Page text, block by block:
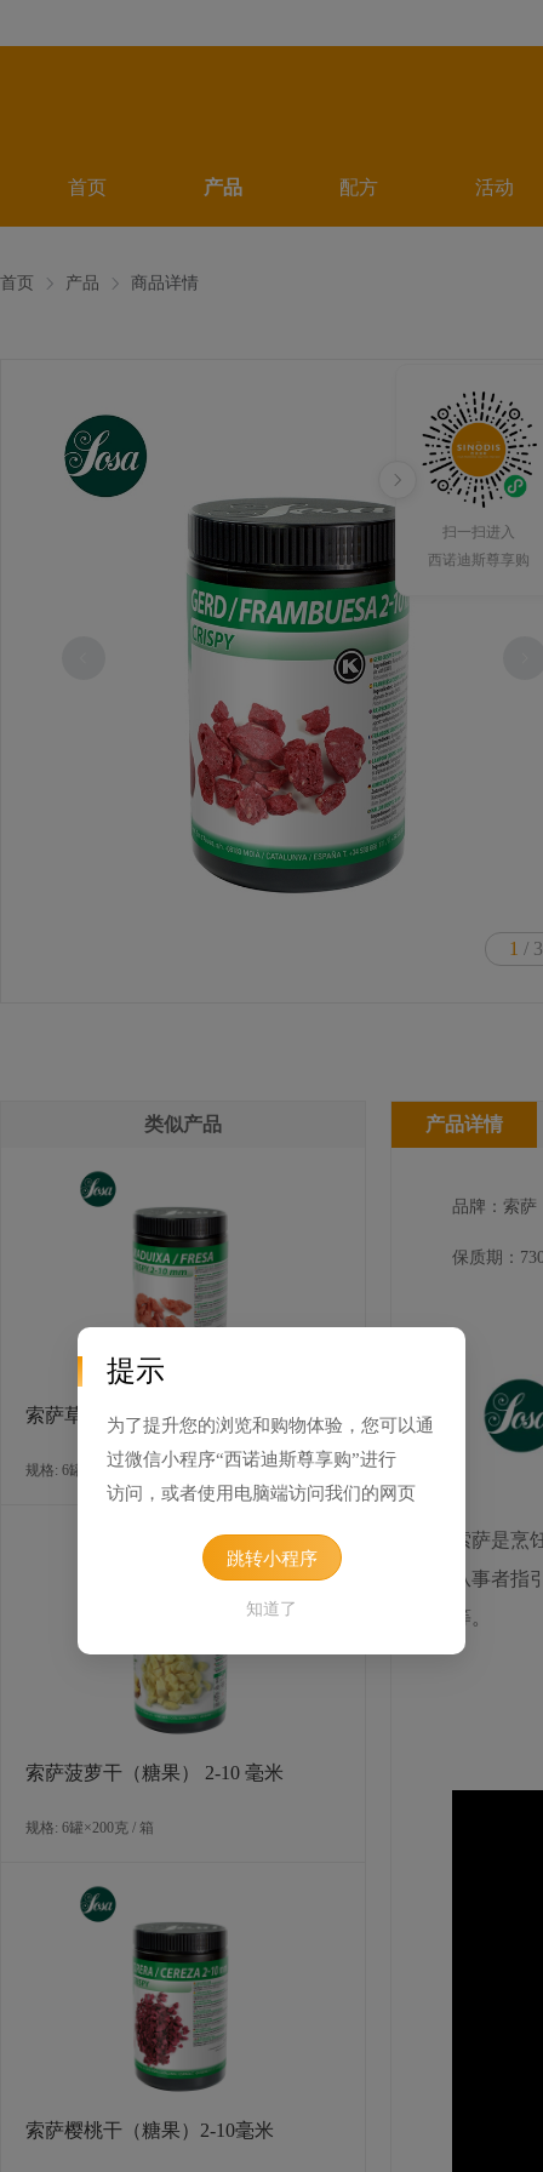
首页 产品 配方 活动
扫一扫进入
西诺迪斯尊享购
首页 产品 商品详情
1 / 3
类似产品
索萨草莓干（糖果） 2-10 毫米
规格: 6罐×200克 / 箱
索萨菠萝干（糖果） 2-10 毫米
规格: 6罐×200克 / 箱
索萨樱桃干（糖果）2-10毫米
产品详情
品牌：索萨
保质期：
索萨是
从事者
等。
提示
为了提升您的浏览和购物体验，您可以通
过微信小程序“西诺迪斯尊享购”进行
访问，或者使用电脑端访问我们的网页
跳转小程序
知道了